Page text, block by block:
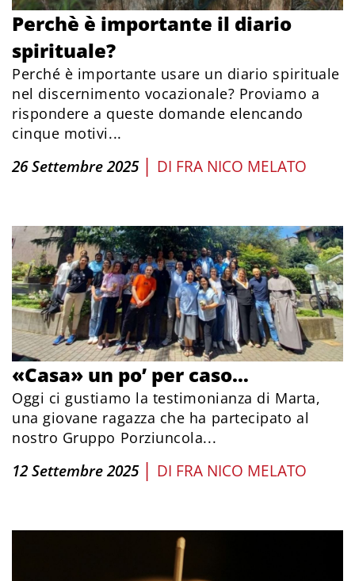
Perchè è importante il diario
spirituale?
Perché è importante usare un diario spirituale
nel discernimento vocazionale? Proviamo a
rispondere a queste domande elencando
cinque motivi...
26 Settembre 2025 | DI FRA NICO MELATO
«Casa» un po’ per caso…
Oggi ci gustiamo la testimonianza di Marta,
una giovane ragazza che ha partecipato al
nostro Gruppo Porziuncola...
12 Settembre 2025 | DI FRA NICO MELATO